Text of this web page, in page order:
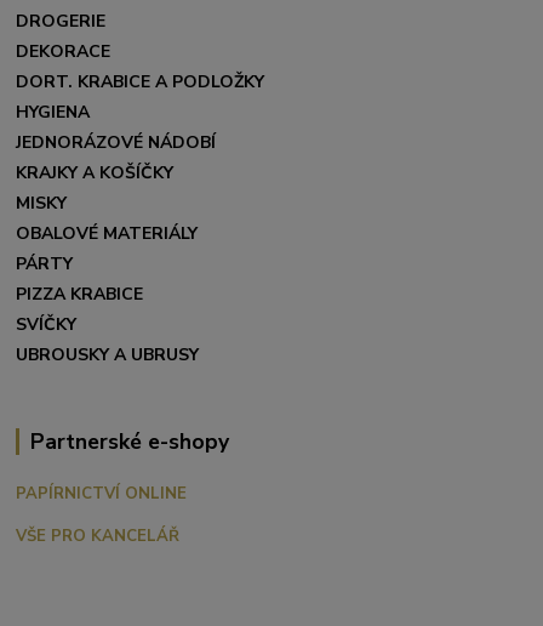
DROGERIE
DEKORACE
DORT. KRABICE A PODLOŽKY
HYGIENA
JEDNORÁZOVÉ NÁDOBÍ
KRAJKY A KOŠÍČKY
MISKY
OBALOVÉ MATERIÁLY
PÁRTY
PIZZA KRABICE
SVÍČKY
UBROUSKY A UBRUSY
Partnerské e-shopy
PAPÍRNICTVÍ ONLINE
VŠE PRO KANCELÁŘ